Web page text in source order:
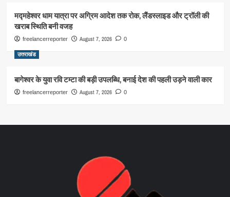
मद्महेश्वर धाम यात्रा पर अग्रिम आदेश तक रोक, लैंडस्लाइड और ट्रॉली की
खराब स्थिति बनी वजह
freelancerreporter August 7, 2026 0
उत्तराखंड
बागेश्वर के युवा रवि टम्टा की बड़ी उपलब्धि, बनाई देश की पहली उड़ने वाली कार
freelancerreporter August 7, 2026 0